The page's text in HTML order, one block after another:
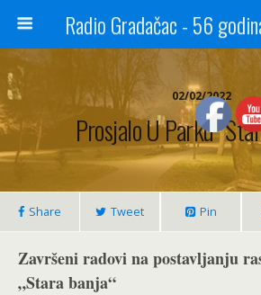
02/02/2022
Prosjalo U Parku
Share Tweet Pin
Završeni radovi na postavljanju
„Stara banja“